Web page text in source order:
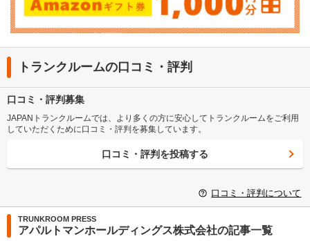
トランクルームの口コミ・評判
口コミ・評判募集
JAPANトランクルームでは、より多くの方に安心してトランクルームをご利用
していただくために口コミ・評判を募集しています。
口コミ・評判を投稿する
口コミ・評判について
TRUNKROOM PRESS
アパルトマンホールディングス株式会社の記事一覧